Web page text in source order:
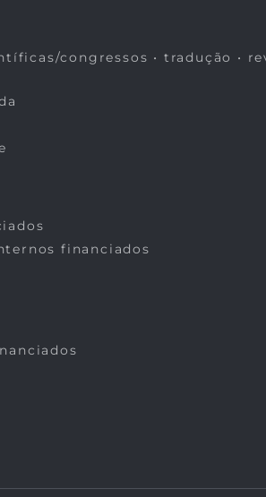
congressos • tradução •
financiados